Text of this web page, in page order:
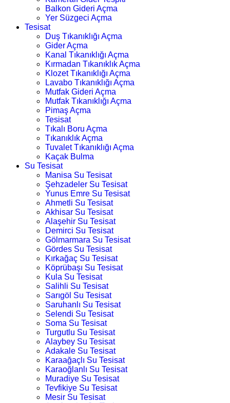
Balkon Gideri Açma
Yer Süzgeci Açma
Tesisat
Duş Tıkanıklığı Açma
Gider Açma
Kanal Tıkanıklığı Açma
Kırmadan Tıkanıklık Açma
Klozet Tıkanıklığı Açma
Lavabo Tıkanıklığı Açma
Mutfak Gideri Açma
Mutfak Tıkanıklığı Açma
Pimaş Açma
Tesisat
Tıkalı Boru Açma
Tıkanıklık Açma
Tuvalet Tıkanıklığı Açma
Kaçak Bulma
Su Tesisat
Manisa Su Tesisat
Şehzadeler Su Tesisat
Yunus Emre Su Tesisat
Ahmetli Su Tesisat
Akhisar Su Tesisat
Alaşehir Su Tesisat
Demirci Su Tesisat
Gölmarmara Su Tesisat
Gördes Su Tesisat
Kırkağaç Su Tesisat
Köprübaşı Su Tesisat
Kula Su Tesisat
Salihli Su Tesisat
Sarıgöl Su Tesisat
Saruhanlı Su Tesisat
Selendi Su Tesisat
Soma Su Tesisat
Turgutlu Su Tesisat
Alaybey Su Tesisat
Adakale Su Tesisat
Karaağaçlı Su Tesisat
Karaoğlanlı Su Tesisat
Muradiye Su Tesisat
Tevfikiye Su Tesisat
Mesir Su Tesisat